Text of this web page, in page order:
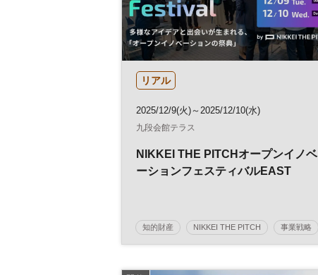
リアル
2025/12/9(火)～2025/12/10(水)
九段会館テラス
NIKKEI THE PITCHオープンイノベ
ーションフェスティバルEAST
知的財産 NIKKEI THE PITCH 事業戦略